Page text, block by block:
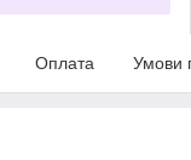
Оплата Умови